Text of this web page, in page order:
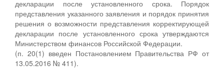
декларации после установленного срока. Порядок
представления указанного заявления и порядок принятия
решения о возможности представления корректирующей
декларации после установленного срока утверждаются
Министерством финансов Российской Федерации.
(п. 20(1) введен Постановлением Правительства РФ от
13.05.2016 № 411).